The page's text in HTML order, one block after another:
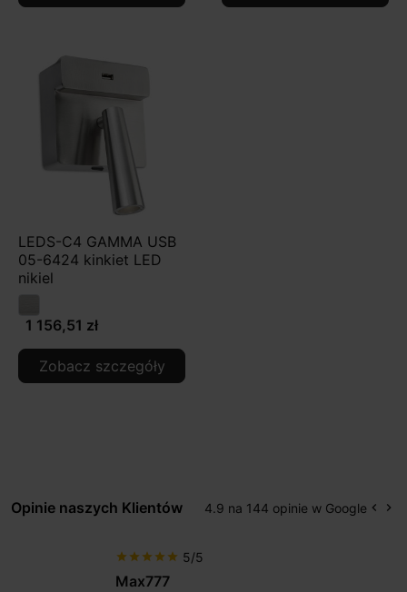
LEDS-C4 GAMMA USB
05-6424 kinkiet LED
nikiel
1 156,51 zł
Zobacz szczegóły
Opinie naszych Klientów 4.9 na 144 opinie w Google keyboard_arrow_left keyboard_arrow_right